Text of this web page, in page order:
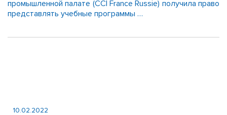
промышленной палате (CCI France Russie) получила право
представлять учебные программы …
10.02.2022